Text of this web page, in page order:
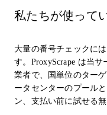
私たちが使って
大量の番号チェックに
す。ProxyScrape は当
業者で、国単位のター
ータセンターのプール
ン、支払い前に試せる